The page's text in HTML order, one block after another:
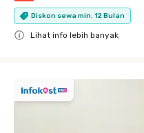
Diskon sewa min. 12 Bulan
Lihat info lebih banyak